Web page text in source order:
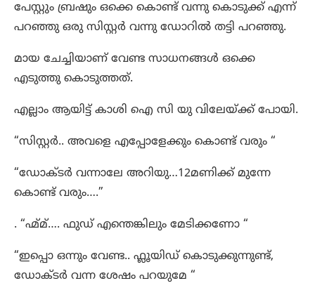
പേസ്റ്റും ബ്രഷും ഒക്കെ കൊണ്ട് വന്നു കൊടുക്ക്‌ എന്ന്
പറഞ്ഞു ഒരു സിസ്റ്റർ വന്നു ഡോറിൽ തട്ടി പറഞ്ഞു.
മായ ചേച്ചിയാണ് വേണ്ട സാധനങ്ങൾ ഒക്കെ
എടുത്തു കൊടുത്തത്.
എല്ലാം ആയിട്ട് കാശി ഐ സി യു വിലേയ്ക്ക് പോയി.
“സിസ്റ്റർ.. അവളെ എപ്പോളേക്കും കൊണ്ട് വരും “
“ഡോക്ടർ വന്നാലേ അറിയു…12മണിക്ക് മുന്നേ
കൊണ്ട് വരും….”
. “ഹ്മ്മ്…. ഫുഡ്‌ എന്തെങ്കിലും മേടിക്കണോ “
“ഇപ്പൊ ഒന്നും വേണ്ട.. ഫ്ലൂയിഡ് കൊടുക്കുന്നുണ്ട്,
ഡോക്ടർ വന്ന ശേഷം പറയുമേ “